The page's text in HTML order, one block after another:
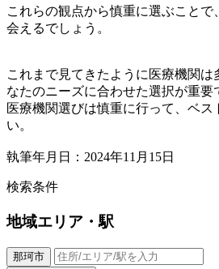
これらの観点から慎重に選ぶことで
会えるでしょう。
これまで見てきたように医療機関は
なたのニーズに合わせた選択が重要
医療機関選びは慎重に行って、ベス
い。
執筆年月日：2024年11月15日
検索条件
地域エリア・駅
那珂市